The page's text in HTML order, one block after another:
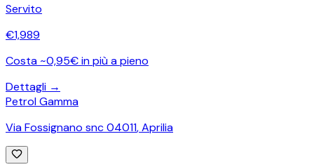
Servito
€1,989
Costa ~0,95€ in più a pieno
Dettagli →
Petrol Gamma
Via Fossignano snc 04011,Aprilia